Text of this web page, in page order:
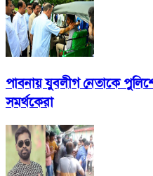
পাবনায় যুবলীগ নেতাকে
সমর্থকেরা